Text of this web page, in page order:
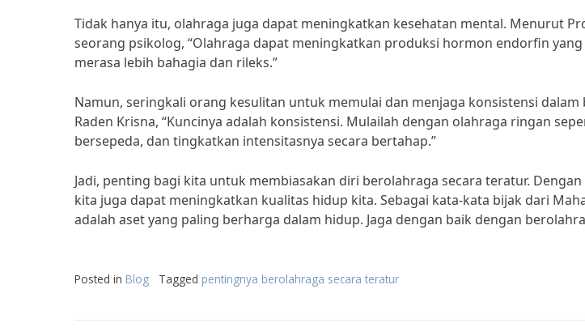
Tidak hanya itu, olahraga juga dapat meningkatkan kesehatan mental. Menurut
seorang psikolog, “Olahraga dapat meningkatkan produksi hormon endorfin
merasa lebih bahagia dan rileks.”
Namun, seringkali orang kesulitan untuk memulai dan menjaga konsistensi
Raden Krisna, “Kuncinya adalah konsistensi. Mulailah dengan olahraga ringan
bersepeda, dan tingkatkan intensitasnya secara bertahap.”
Jadi, penting bagi kita untuk membiasakan diri berolahraga secara teratur.
kita juga dapat meningkatkan kualitas hidup kita. Sebagai kata-kata bijak dari
adalah aset yang paling berharga dalam hidup. Jaga dengan baik dengan
Posted in Blog Tagged pentingnya berolahraga secara teratur